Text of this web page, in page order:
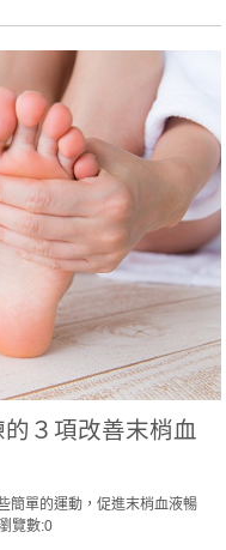
３項改善末梢血
簡單的運動，促進末梢血液暢
覽數:0